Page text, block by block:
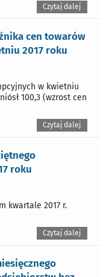
Czytaj dalej
cen towarów
2017 roku
w kwietniu
100,3 (wzrost cen
Czytaj dalej
roku
kwartale 2017 r.
Czytaj dalej